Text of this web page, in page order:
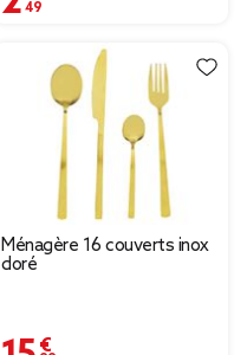
Ménagère 16 couverts inox
doré
15,99 €